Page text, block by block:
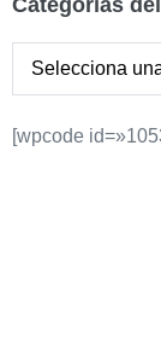
Categorías
[wpcode